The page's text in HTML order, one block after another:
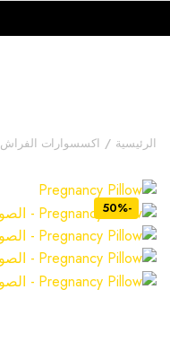
الرئيسية اكسسوارات الفراش
-50%